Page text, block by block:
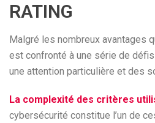
RATING
Malgré les nombreux avantages
est confronté à une série de
une attention particulière et des
La complexité des critères
cybersécurité constitue l’un de